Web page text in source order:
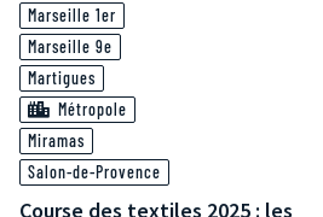
Marseille 1er
Marseille 9e
Martigues
Métropole
Miramas
Salon-de-Provence
Course des textiles 2025 : les